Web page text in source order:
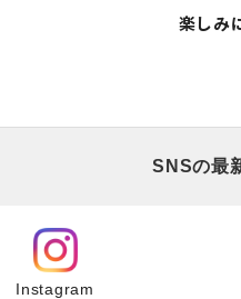
楽しみ
SNSの最
Instagram